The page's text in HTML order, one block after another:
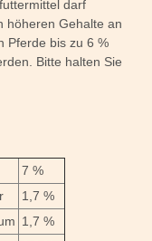
darf
höheren Gehalte an
Pferde bis zu 6 %
Bitte halten Sie
7 %
1,7 %
1,7 %